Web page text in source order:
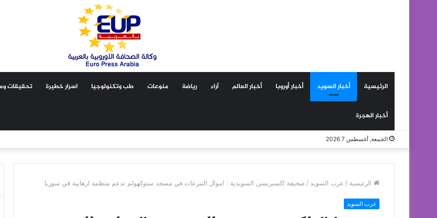
الرئيسية أخبار السويد أخبار أوروبا أخبار العالم آراء رياضة منوعات طب وتكنولوجيا اسرار خطيرة تحقيقات
أخبار الهجرة
الجمعة, أغسطس 7 2026
الرئيسية / عرب السويد / صحيفة اكسبريسن السويدية : اموال التبرعات في مسجد ستوكهولم تدعم منظمة ارهابية في سوريا
عرب السويد